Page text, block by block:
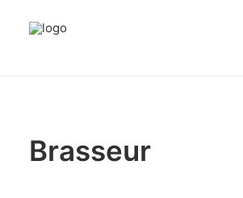
Emplois
sex videos
girl maid.free porn
Brasseur